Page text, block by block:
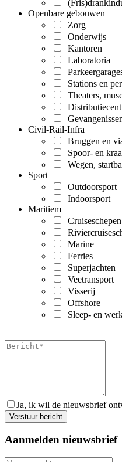
Openbare gebouwen
Zorg
Onderwijs
Kantoren
Laboratoria
Stations en
Theaters,
Civil-Rail-Infra
Bruggen en
Spoor- en
Wegen,
Sport
Outdoorsport
Indoorsport
Maritiem
Cruiseschepen
Marine
Ferries
Superjachten
Veetransport
Visserij
Offshore
Sleep- en
Ja, ik wil de nieuwsbrief
Aanmelden nieuwsbrief